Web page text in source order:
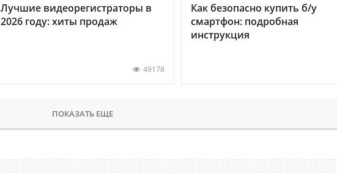
Лучшие видеорегистраторы в
2026 году: хиты продаж
49178
Как безопасно купить б/у
смартфон: подробная
инструкция
ПОКАЗАТЬ ЕЩЕ